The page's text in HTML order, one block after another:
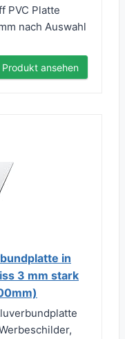
PVC Platte
nach Auswahl
Produkt ansehen
in
3 mm stark